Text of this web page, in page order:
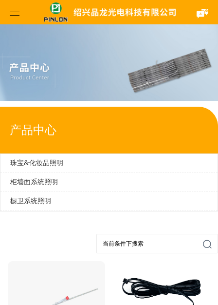
关于我们
企业文化
企业相册
产品中心
LED天花灯系列
LED轨道射灯系列
LED硬灯条系列
LED软灯条系列
柜墙面系统照明
LED迷你轨道柜体灯系列
LED迷你小射灯、格栅星空灯系列
LED型材线条灯系列
LED长条形超窄电源系列
橱卫系统照明
LED氛围灯系列（浴霸暖风机类）
LED橱柜灯条系列
新闻中心
公司新闻
行业新闻
联系我们
产品中心
珠宝&化妆品照明
柜墙面系统照明
橱卫系统照明